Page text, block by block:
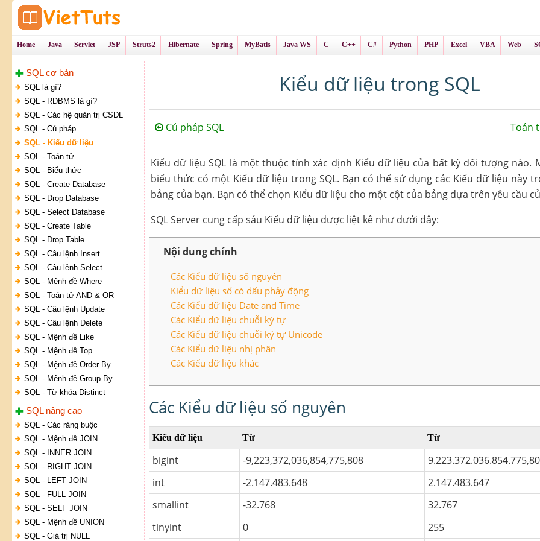
Home Java Servlet JSP Struts2 Hibernate Spring MyBatis Java WS C C++ C# Python PHP Excel VBA Web
SQL cơ bản
SQL là gì?
SQL - RDBMS là gì?
SQL - Các hệ quản trị CSDL
SQL - Cú pháp
SQL - Kiểu dữ liệu
SQL - Toán tử
SQL - Biểu thức
SQL - Create Database
SQL - Drop Database
SQL - Select Database
SQL - Create Table
SQL - Drop Table
SQL - Câu lệnh Insert
SQL - Câu lệnh Select
SQL - Mệnh đề Where
SQL - Toán tử AND & OR
SQL - Câu lệnh Update
SQL - Câu lệnh Delete
SQL - Mệnh đề Like
SQL - Mệnh đề Top
SQL - Mệnh đề Order By
SQL - Mệnh đề Group By
SQL - Từ khóa Distinct
SQL nâng cao
SQL - Các ràng buộc
SQL - Mệnh đề JOIN
SQL - INNER JOIN
SQL - RIGHT JOIN
SQL - LEFT JOIN
SQL - FULL JOIN
SQL - SELF JOIN
SQL - Mệnh đề UNION
SQL - Giá trị NULL
Kiểu dữ liệu trong SQL
Cú pháp SQL Toán
Kiểu dữ liệu SQL là một thuộc tính xác định Kiểu dữ liệu của bất kỳ đối tượng nào.
biểu thức có một Kiểu dữ liệu trong SQL. Bạn có thể sử dụng các Kiểu dữ liệu này
bảng của bạn. Bạn có thể chọn Kiểu dữ liệu cho một cột của bảng dựa trên yêu cầu
SQL Server cung cấp sáu Kiểu dữ liệu được liệt kê như dưới đây:
Nội dung chính
Các Kiểu dữ liệu số nguyên
Kiểu dữ liệu số có dấu phảy động
Các Kiểu dữ liệu Date and Time
Các Kiểu dữ liệu chuỗi ký tự
Các Kiểu dữ liệu chuỗi ký tự Unicode
Các Kiểu dữ liệu nhị phân
Các Kiểu dữ liệu khác
Các Kiểu dữ liệu số nguyên
Kiểu dữ liệu Từ Từ
bigint -9,223,372,036,854,775,808
int
-2.147.483.648
2.147.483.647
smallint
-32.768
32.767
tinyint
0
255